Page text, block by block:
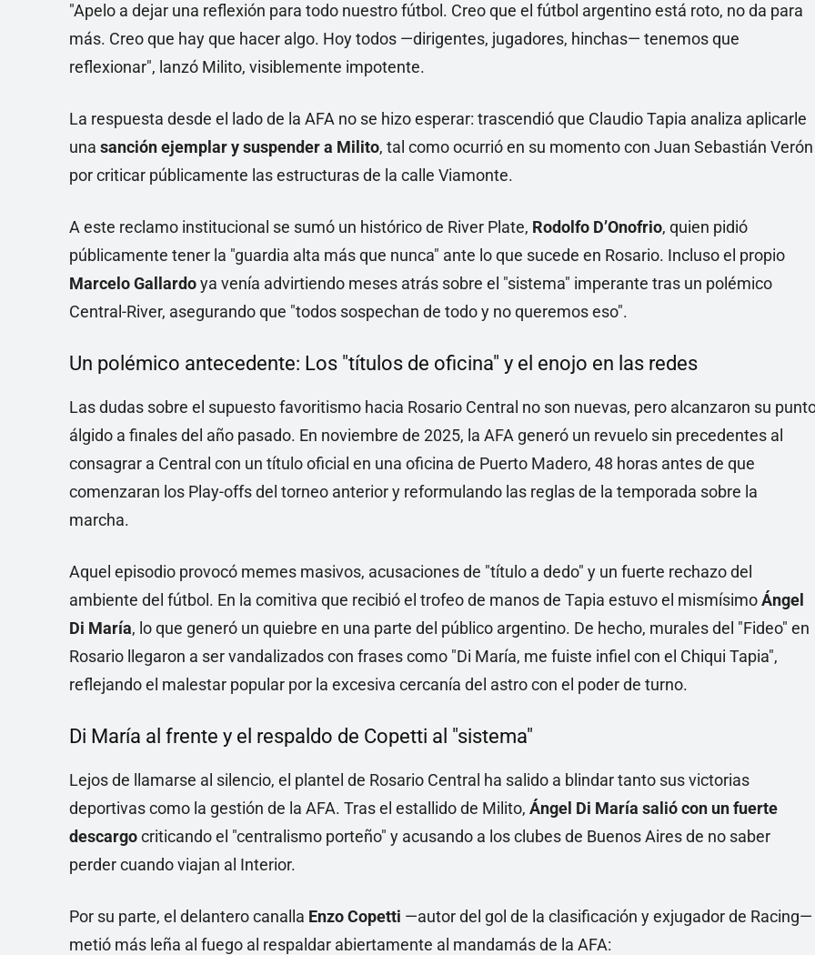
"Apelo a dejar una reflexión para todo nuestro fútbol. Creo que el fútbol argentino está roto, no da para
más. Creo que hay que hacer algo. Hoy todos —dirigentes, jugadores, hinchas— tenemos que
reflexionar", lanzó Milito, visiblemente impotente.
La respuesta desde el lado de la AFA no se hizo esperar: trascendió que Claudio Tapia analiza aplicarle
una sanción ejemplar y suspender a Milito, tal como ocurrió en su momento con Juan Sebastián Verón
por criticar públicamente las estructuras de la calle Viamonte.
A este reclamo institucional se sumó un histórico de River Plate, Rodolfo D’Onofrio, quien pidió
públicamente tener la "guardia alta más que nunca" ante lo que sucede en Rosario. Incluso el propio
Marcelo Gallardoya venía advirtiendo meses atrás sobre el "sistema" imperante tras un polémico
Central-River, asegurando que "todos sospechan de todo y no queremos eso".
Un polémico antecedente: Los "títulos de oficina" y el enojo en las redes
Las dudas sobre el supuesto favoritismo hacia Rosario Central no son nuevas, pero alcanzaron su
álgido a finales del año pasado. En noviembre de 2025, la AFA generó un revuelo sin precedentes al
consagrar a Central con un título oficial en una oficina de Puerto Madero, 48 horas antes de que
comenzaran los Play-offs del torneo anterior y reformulando las reglas de la temporada sobre la
marcha.
Aquel episodio provocó memes masivos, acusaciones de "título a dedo" y un fuerte rechazo del
ambiente del fútbol. En la comitiva que recibió el trofeo de manos de Tapia estuvo el mismísimoÁngel
Di María, lo que generó un quiebre en una parte del público argentino. De hecho, murales del "Fideo" en
Rosario llegaron a ser vandalizados con frases como "Di María, me fuiste infiel con el Chiqui Tapia",
reflejando el malestar popular por la excesiva cercanía del astro con el poder de turno.
Di María al frente y el respaldo de Copetti al "sistema"
Lejos de llamarse al silencio, el plantel de Rosario Central ha salido a blindar tanto sus victorias
deportivas como la gestión de la AFA. Tras el estallido de Milito, Ángel Di María salió con un fuerte
descargocriticando el "centralismo porteño" y acusando a los clubes de Buenos Aires de no saber
perder cuando viajan al Interior.
Por su parte, el delantero canalla Enzo Copetti —autor del gol de la clasificación y exjugador de Racing—
metió más leña al fuego al respaldar abiertamente al mandamás de la AFA: